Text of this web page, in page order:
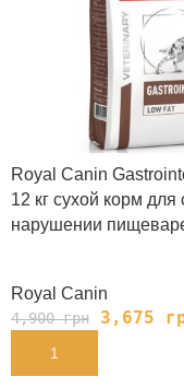
Royal Canin
12 кг сухой корм для
нарушении
Royal Canin
4,900грн 3,675
В КОРЗИНУ